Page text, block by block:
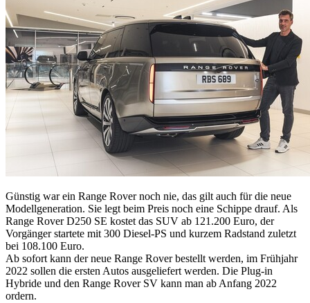
Günstig war ein Range Rover noch nie, das gilt auch für die neue
Modellgeneration. Sie legt beim Preis noch eine Schippe drauf. Als
Range Rover D250 SE kostet das SUV ab 121.200 Euro, der
Vorgänger startete mit 300 Diesel-PS und kurzem Radstand zuletzt
bei 108.100 Euro.
Ab sofort kann der neue Range Rover bestellt werden, im Frühjahr
2022 sollen die ersten Autos ausgeliefert werden. Die Plug-in
Hybride und den Range Rover SV kann man ab Anfang 2022
ordern.